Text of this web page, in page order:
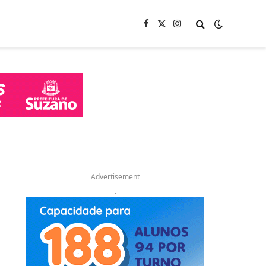
Facebook
X
Instagram
Advertisement
.